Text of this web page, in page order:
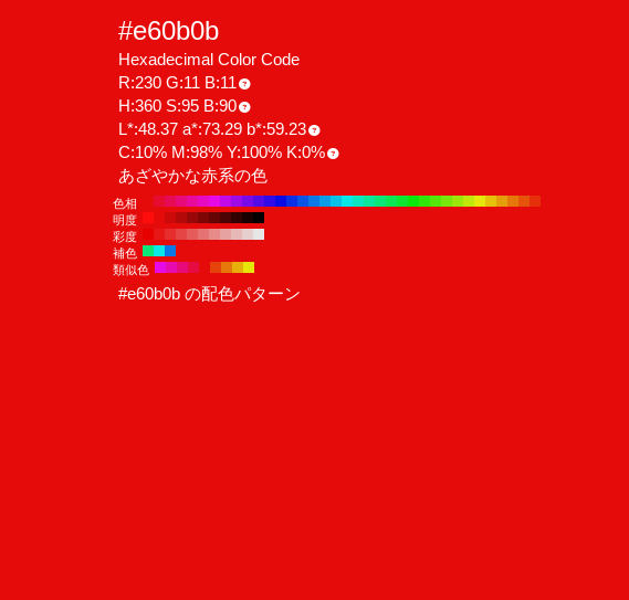
#e60b0b
Hexadecimal Color Code
R:230 G:11 B:11
H:360 S:95 B:90
L*:48.37 a*:73.29 b*:59.23
C:10% M:98% Y:100% K:0%
あざやかな赤系の色
色相
明度
彩度
補色
類似色
#e60b0b の配色パターン